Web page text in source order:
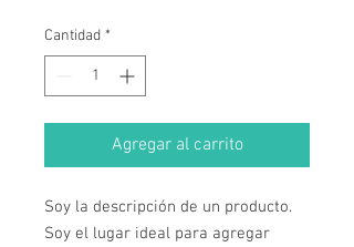
Cantidad *
Agregar al carrito
Soy la descripción de un producto.
Soy el lugar ideal para agregar